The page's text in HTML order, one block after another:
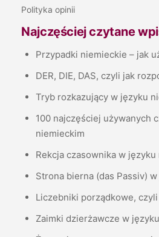
Polityka opinii
Najczęściej czytane
Przypadki niemieckie – jak
DER, DIE, DAS, czyli jak
Tryb rozkazujący w języku
100 najczęściej używanych
niemieckim
Rekcja czasownika w
Strona bierna (das Passiv)
Liczebniki porządkowe,
Zaimki dzierżawcze w